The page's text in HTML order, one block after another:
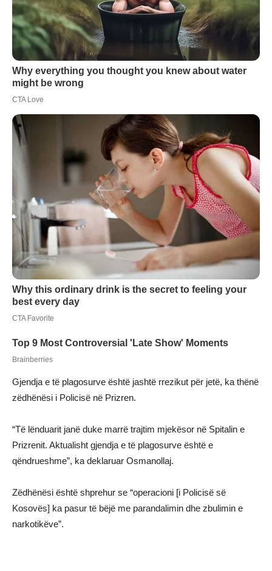
Gjendja e të plagosurve është jashtë rrezikut për jetë, ka thënë
zëdhënësi i Policisë në Prizren.
“Të lënduarit janë duke marrë trajtim mjekësor në Spitalin e
Prizrenit. Aktualisht gjendja e të plagosurve është e
qëndrueshme”, ka deklaruar Osmanollaj.
Zëdhënësi është shprehur se “operacioni [i Policisë së
Kosovës] ka pasur të bëjë me parandalimin dhe zbulimin e
narkotikëve”.